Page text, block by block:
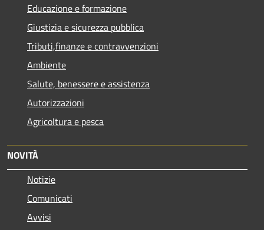
Educazione e formazione
Giustizia e sicurezza pubblica
Tributi,finanze e contravvenzioni
Ambiente
Salute, benessere e assistenza
Autorizzazioni
Agricoltura e pesca
NOVITÀ
Notizie
Comunicati
Avvisi